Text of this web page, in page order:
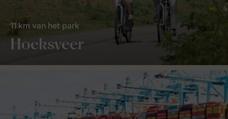
Hoeksveer
11 km van het park